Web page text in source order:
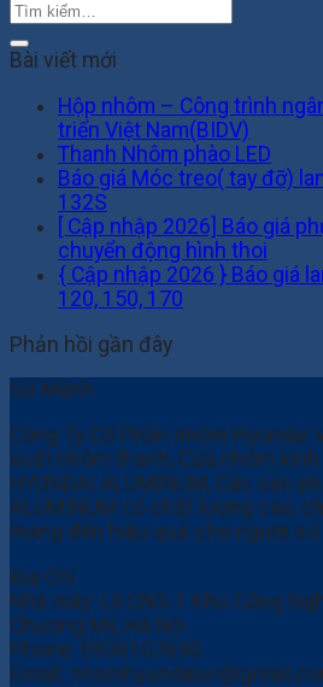
Bài viết mới
Hộp nhôm – Công trình
triển Việt Nam(BIDV)
Thanh Nhôm phào LED
Báo giá Móc treo( tay đỡ)
132S
[ Cập nhập 2026] Báo giá
chuyển động hình thoi
{ Cập nhập 2026 } Báo giá
120, 150, 170
Phản hồi gần đây
Sứ Mệnh
Công Ty Cổ Phần nhôm Hyundai
xuất nhôm thanh, Cửa nhôm
HYUNDAI ALUMINUM, Các sản
ALUMINUM có chất lượng cao,
mang đến hiệu quả cho người
Địa Chỉ
Nhà máy: Lô CN3-1 Khu Công
Chương Mỹ, Hà Nội
Phone: 0936107650
Email: